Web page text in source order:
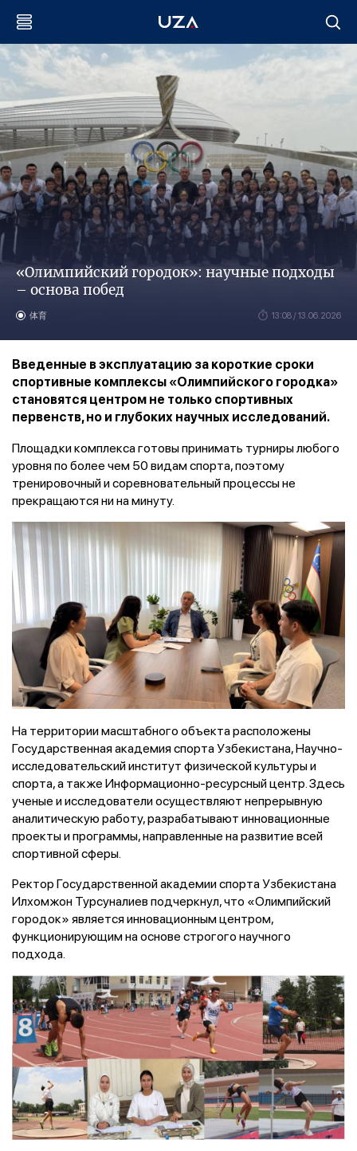
«Олимпийский городок»: научные подходы
– основа побед
体育 13:08 / 13.06.2026
Введенные в эксплуатацию за короткие сроки
спортивные комплексы «Олимпийского городка»
становятся центром не только спортивных
первенств, но и глубоких научных исследований.
Площадки комплекса готовы принимать турниры любого
уровня по более чем 50 видам спорта, поэтому
тренировочный и соревновательный процессы не
прекращаются ни на минуту.
На территории масштабного объекта расположены
Государственная академия спорта Узбекистана, Научно-
исследовательский институт физической культуры и
спорта, а также Информационно-ресурсный центр. Здесь
ученые и исследователи осуществляют непрерывную
аналитическую работу, разрабатывают инновационные
проекты и программы, направленные на развитие всей
спортивной сферы.
Ректор Государственной академии спорта Узбекистана
Илхомжон Турсуналиев подчеркнул, что «Олимпийский
городок» является инновационным центром,
функционирующим на основе строгого научного
подхода.